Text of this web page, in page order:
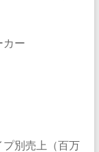
カー
プ別売上（百万